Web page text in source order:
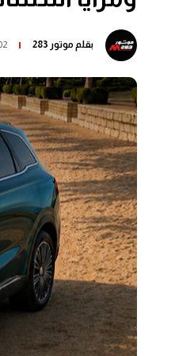
بقلم موتور 283 02 أغسطس